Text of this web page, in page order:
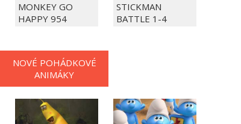
MONKEY GO
HAPPY 954
STICKMAN
BATTLE 1-4
NOVÉ POHÁDKOVÉ
ANIMÁKY